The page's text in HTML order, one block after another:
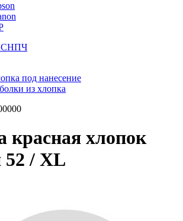
СНПЧ
под нанесение
из хлопка
красная хлопок
/ XL